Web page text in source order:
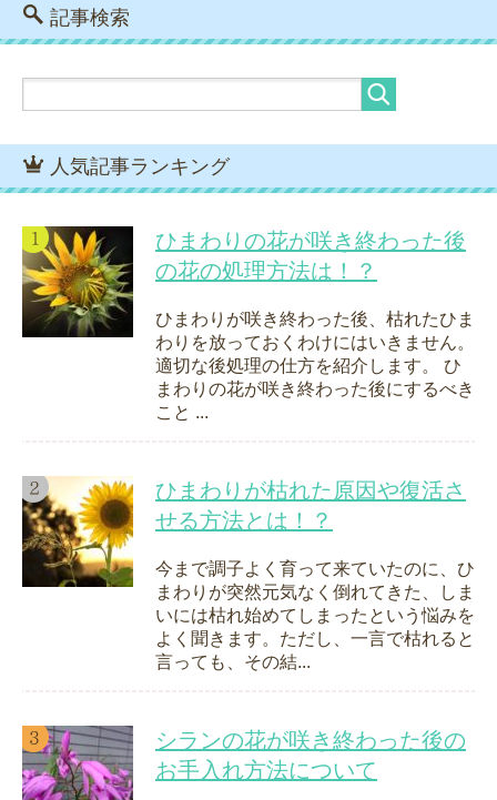
記事検索
人気記事ランキング
ひまわりの花が咲き終わった後
の花の処理方法は！？
ひまわりが咲き終わった後、枯れたひま
わりを放っておくわけにはいきません。
適切な後処理の仕方を紹介します。 ひ
まわりの花が咲き終わった後にするべき
こと ...
ひまわりが枯れた原因や復活さ
せる方法とは！？
今まで調子よく育って来ていたのに、ひ
まわりが突然元気なく倒れてきた、しま
いには枯れ始めてしまったという悩みを
よく聞きます。ただし、一言で枯れると
言っても、その結...
シランの花が咲き終わった後の
お手入れ方法について